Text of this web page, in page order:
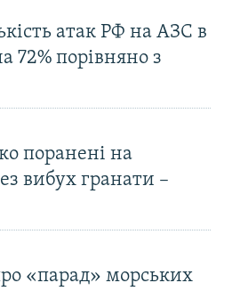
атак РФ на АЗС в
72% порівняно з
поранені на
вибух гранати –
«парад» морських